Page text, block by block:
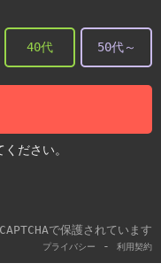
40代 50代～
ださい。
で保護されています
プライバシー - 利用契約